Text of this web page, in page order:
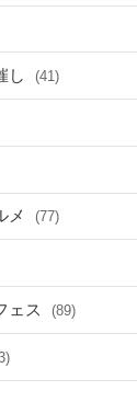
し (41)
メ (77)
ェス (89)